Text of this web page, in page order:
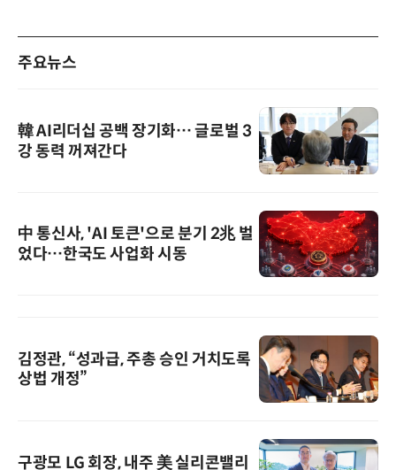
주요뉴스
韓 AI리더십 공백 장기화… 글로벌 3
강 동력 꺼져간다
中 통신사, 'AI 토큰'으로 분기 2兆 벌
었다…한국도 사업화 시동
김정관, “성과급, 주총 승인 거치도록
상법 개정”
구광모 LG 회장, 내주 美 실리콘밸리